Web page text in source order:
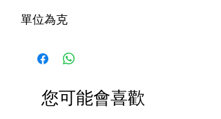
單位為克
您可能會喜歡